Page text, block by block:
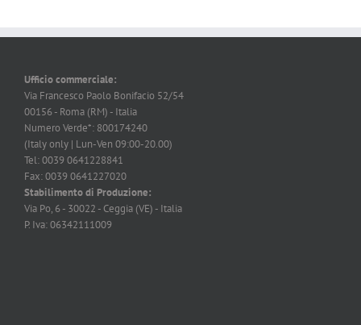
Ufficio commerciale:
Via Francesco Paolo Bonifacio 52/54
00156 - Roma (RM) - Italia
Numero Verde*: 800174240
(Italy only | Lun-Ven 09:00-20.00)
Tel: 0039 0641228841
Fax: 0039 0641227020
Stabilimento di Produzione:
Via Po, 6 - 30022 - Ceggia (VE) - Italia
P. Iva: 06342111009